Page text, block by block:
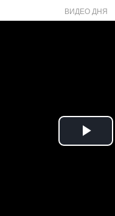
ВИДЕО ДНЯ
Play